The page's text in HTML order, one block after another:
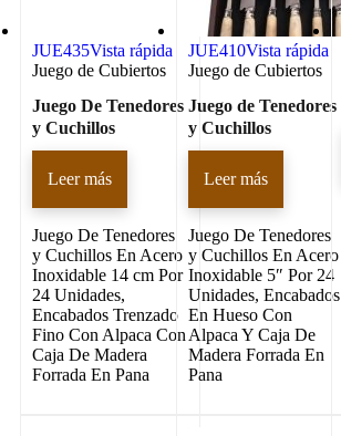
JUE435Vista rápida
Juego de Cubiertos
Juego De Tenedores
y Cuchillos
Leer más
Juego De Tenedores
y Cuchillos En Acero
Inoxidable 14 cm Por
24 Unidades,
Encabados Trenzado
Fino Con Alpaca Con
Caja De Madera
Forrada En Pana
JUE410Vista rápida
Juego de Cubiertos
Juego de Tenedores
y Cuchillos
Leer más
Juego De Tenedores
y Cuchillos En Acero
Inoxidable 5″ Por 24
Unidades, Encabados
En Hueso Con
Alpaca Y Caja De
Madera Forrada En
Pana